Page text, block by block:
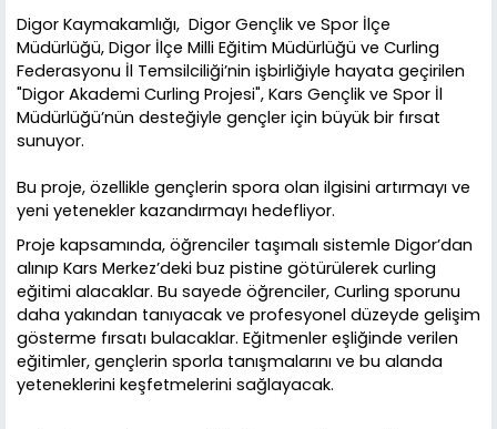
Digor Kaymakamlığı, Digor Gençlik ve Spor İlçe
Müdürlüğü, Digor İlçe Milli Eğitim Müdürlüğü ve Curling
Federasyonu İl Temsilciliği’nin işbirliğiyle hayata geçirilen
"Digor Akademi Curling Projesi", Kars Gençlik ve Spor İl
Müdürlüğü’nün desteğiyle gençler için büyük bir fırsat
sunuyor.
Bu proje, özellikle gençlerin spora olan ilgisini artırmayı ve
yeni yetenekler kazandırmayı hedefliyor.
Proje kapsamında, öğrenciler taşımalı sistemle Digor’dan
alınıp Kars Merkez’deki buz pistine götürülerek curling
eğitimi alacaklar. Bu sayede öğrenciler, Curling sporunu
daha yakından tanıyacak ve profesyonel düzeyde gelişim
gösterme fırsatı bulacaklar. Eğitmenler eşliğinde verilen
eğitimler, gençlerin sporla tanışmalarını ve bu alanda
yeteneklerini keşfetmelerini sağlayacak.